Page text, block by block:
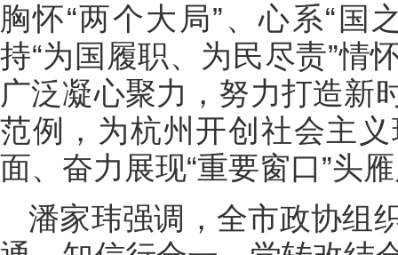
胸怀“两个大局”、心系“国
持“为国履职、为民尽责”情
广泛凝心聚力，努力打造新
范例，为杭州开创社会主
面、奋力展现“重要窗口”头
潘家玮强调，全市政协组